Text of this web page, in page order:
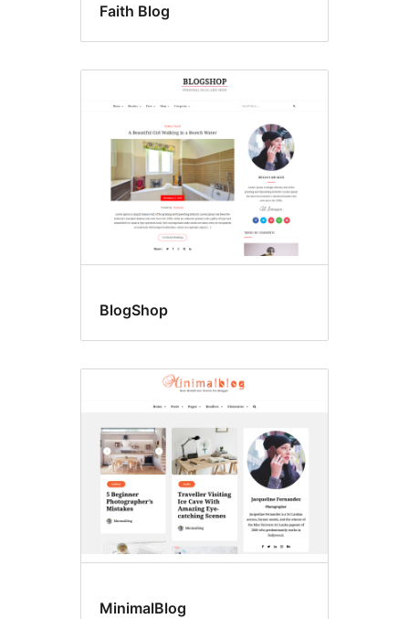
Faith Blog
BlogShop
MinimalBlog